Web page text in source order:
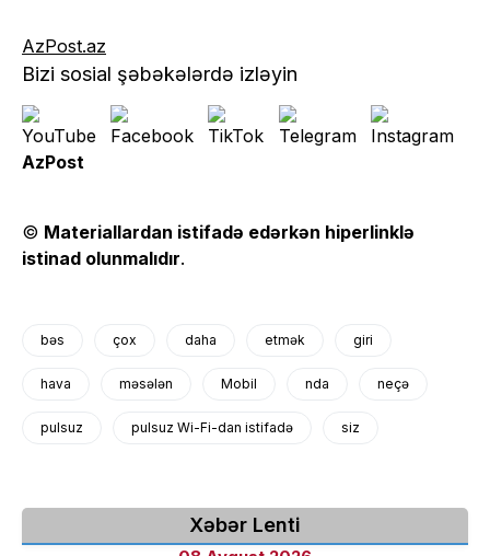
AzPost.az
Bizi sosial şəbəkələrdə izləyin
AzPost
© Materiallardan istifadə edərkən hiperlinklə
istinad olunmalıdır.
bəs çox daha etmək giri
hava məsələn Mobil nda neçə
pulsuz pulsuz Wi-Fi-dan istifadə siz
Xəbər Lenti